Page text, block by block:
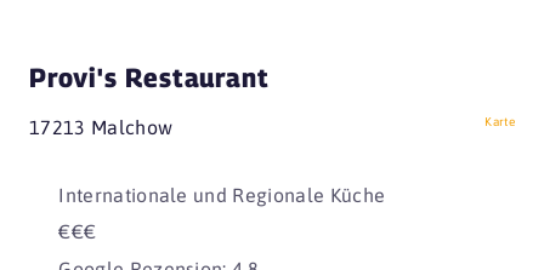
Provi's Restaurant
17213 Malchow Karte
Internationale und Regionale Küche
€€€